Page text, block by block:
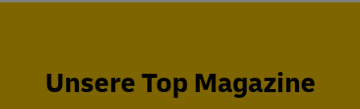
Unsere Top Magazine